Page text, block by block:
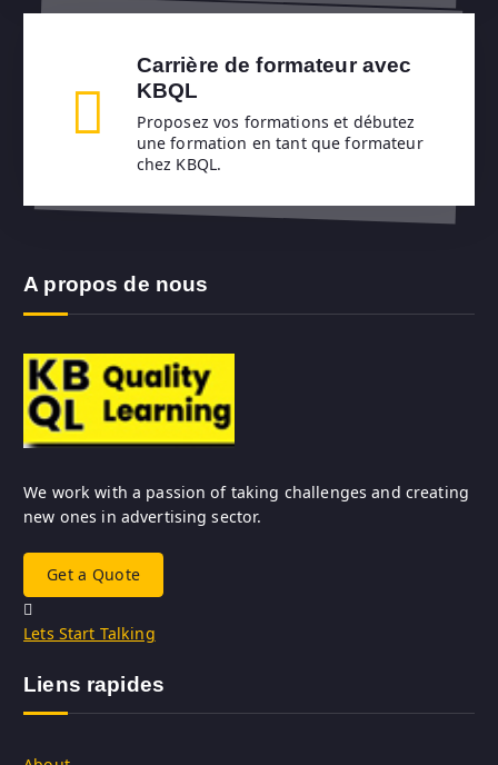
Carrière de formateur avec
KBQL
Proposez vos formations et débutez
une formation en tant que formateur
chez KBQL.
A propos de nous
We work with a passion of taking challenges and creating
new ones in advertising sector.
Get a Quote
Lets Start Talking
Liens rapides